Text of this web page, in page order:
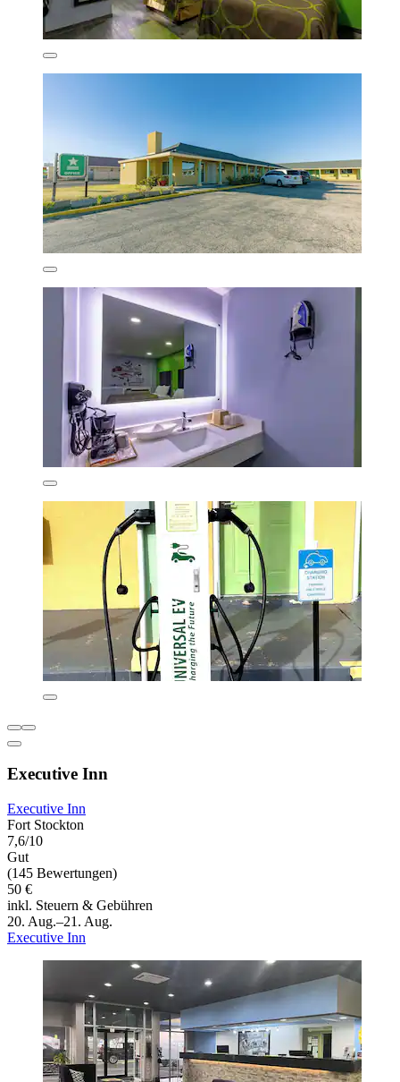
Executive Inn
Executive Inn
Fort Stockton
7,6/10
Gut
(145 Bewertungen)
50 €
inkl. Steuern & Gebühren
20. Aug.–21. Aug.
Executive Inn